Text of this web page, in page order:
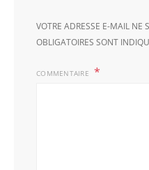
VOTRE ADRESSE E-MAIL NE
OBLIGATOIRES SONT
COMMENTAIRE